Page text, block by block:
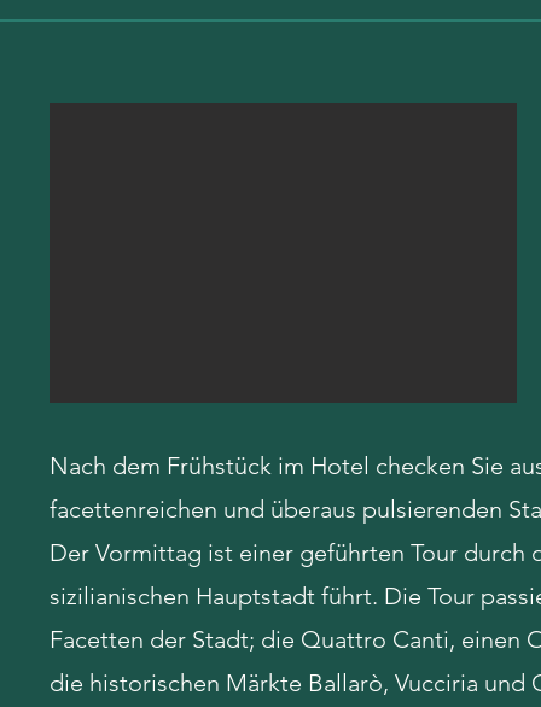
Nach dem Frühstück im Hotel checken Sie
facettenreichen und überaus pulsierenden
Der Vormittag ist einer geführten Tour
sizilianischen Hauptstadt führt. Die Tour
Facetten der Stadt; die Quattro Canti, einen
die historischen Märkte Ballarò, Vucciria und